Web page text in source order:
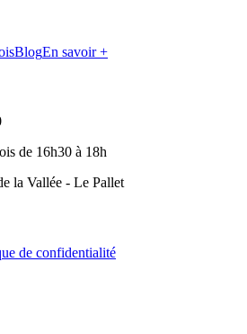
BlogEn savoir +
de 16h30 à 18h
la Vallée - Le Pallet
de confidentialité